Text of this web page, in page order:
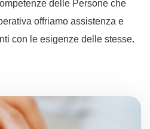
delle Persone che
offriamo assistenza e
con le esigenze delle stesse.